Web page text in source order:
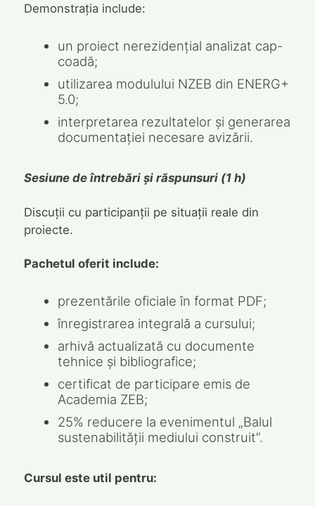
Demonstrația include:
un proiect nerezidențial analizat cap-
coadă;
utilizarea modulului NZEB din ENERG+
5.0;
interpretarea rezultatelor și generarea
documentației necesare avizării.
Sesiune de întrebări și răspunsuri (1 h)
Discuții cu participanții pe situații reale din
proiecte.
Pachetul oferit include:
prezentările oficiale în format PDF;
înregistrarea integrală a cursului;
arhivă actualizată cu documente
tehnice și bibliografice;
certificat de participare emis de
Academia ZEB;
25% reducere la evenimentul „Balul
sustenabilității mediului construit”.
Cursul este util pentru: